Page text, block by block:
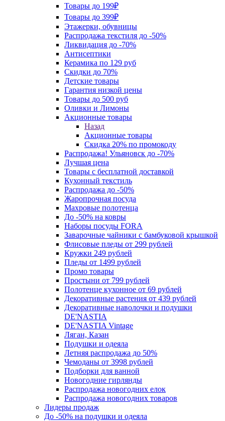
Товары до 199₽
Товары до 399₽
Этажерки, обувницы
Распродажа текстиля до -50%
Ликвидация до -70%
Антисептики
Керамика по 129 руб
Скидки до 70%
Детские товары
Гарантия низкой цены
Товары до 500 руб
Оливки и Лимоны
Акционные товары
Назад
Акционные товары
Скидка 20% по промокоду
Распродажа! Ульяновск до -70%
Лучшая цена
Товары с бесплатной доставкой
Кухонный текстиль
Распродажа до -50%
Жаропрочная посуда
Махровые полотенца
До -50% на ковры
Наборы посуды FORA
Заварочные чайники с бамбуковой крышкой
Флисовые пледы от 299 рублей
Кружки 249 рублей
Пледы от 1499 рублей
Промо товары
Простыни от 799 рублей
Полотенце кухонное от 69 рублей
Декоративные растения от 439 рублей
Декоративные наволочки и подушки
DE'NASTIA
DE'NASTIA Vintage
Ляган, Казан
Подушки и одеяла
Летняя распродажа до 50%
Чемоданы от 3998 рублей
Подборки для ванной
Новогодние гирлянды
Распродажа новогодних елок
Распродажа новогодних товаров
Лидеры продаж
До -50% на подушки и одеяла